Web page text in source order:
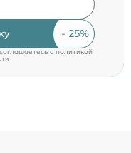
cполитикой